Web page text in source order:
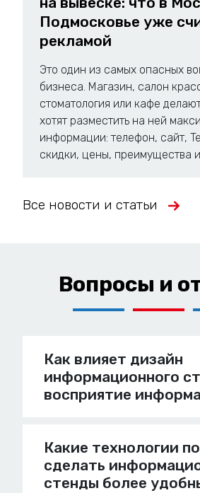
Подмосковье уже
рекламой
Это один из самых опасных
бизнеса. Магазин, салон
стоматология или кафе
хотят разместить на ней
информации: телефон, сайт,
скидки, цены, преимущества и
Все новости и статьи
Вопросы и
Как влияет дизайн
информационного
восприятие
Какие технологии
сделать
стенды более